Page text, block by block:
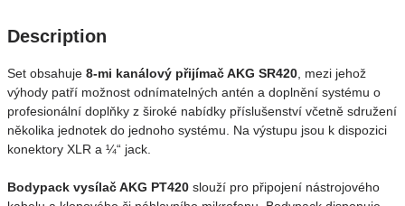
Description
Set obsahuje 8-mi kanálový přijímač AKG SR420 , mezi jehož
výhody patří možnost odnímatelných antén a doplnění systému o
profesionální doplňky z široké nabídky příslušenství včetně sdružení
několika jednotek do jednoho systému. Na výstupu jsou k dispozici
konektory XLR a ¼“ jack.
Bodypack vysílač AKG PT420 slouží pro připojení nástrojového